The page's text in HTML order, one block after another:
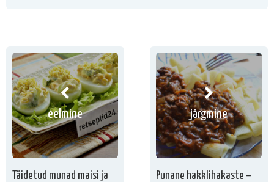
eelmine
Täidetud munad maisi ja
järgmine
Punane hakklihakaste –